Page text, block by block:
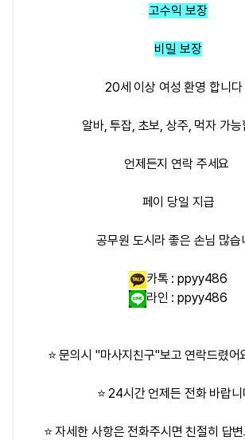
고수익 보장
비밀 보장
20세 이상 여성 환영 합니다
알바, 투잡, 초보, 상주, 먹자 가능
언제든지 연락 주세요
페이 당일 지급
공무원 도시라 좋은 손님 많습
카톡 :ppyy486
라인 :ppyy486
⭐ 문의시 "마사지친구"보고 연락드렸어
⭐ 24시간 언제든 전화 바랍니
⭐ 자세한 사항은 전화주시면 친절히 답